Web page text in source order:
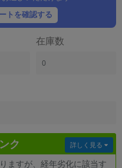
トを確認する
在庫数
0
ク
ますが、経年劣化に該当す
詳しく見る